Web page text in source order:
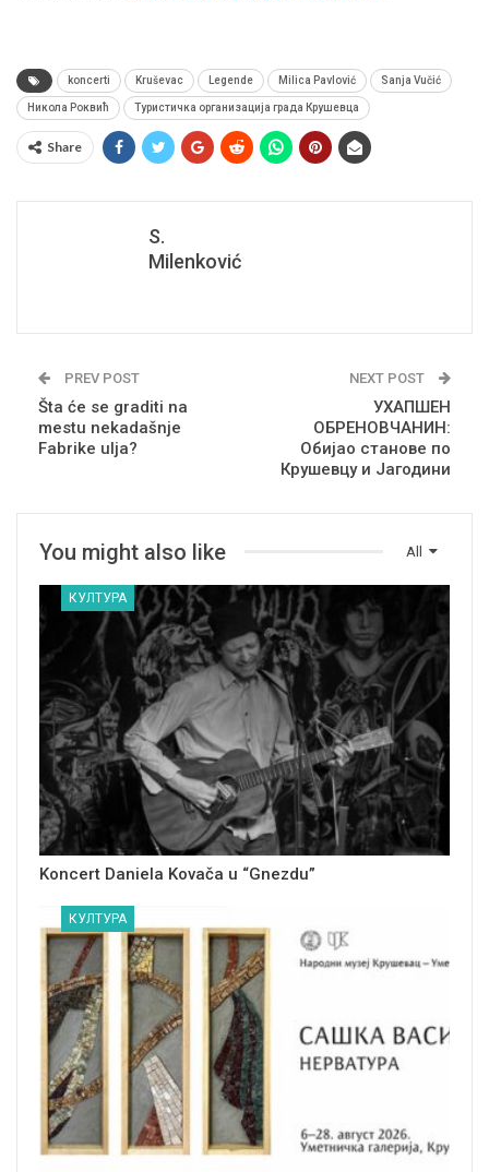
koncerti Kruševac Legende Milica Pavlović Sanja Vučić
Никола Роквић Туристичка организација града Крушевца
Share
S.
Milenković
PREV POST
Šta će se graditi na
mestu nekadašnje
Fabrike ulja?
NEXT POST
УХАПШЕН
ОБРЕНОВЧАНИН:
Обијао станове по
Крушевцу и Јагодини
All
You might also like
КУЛТУРА
Koncert Daniela Kovača u “Gnezdu”
КУЛТУРА